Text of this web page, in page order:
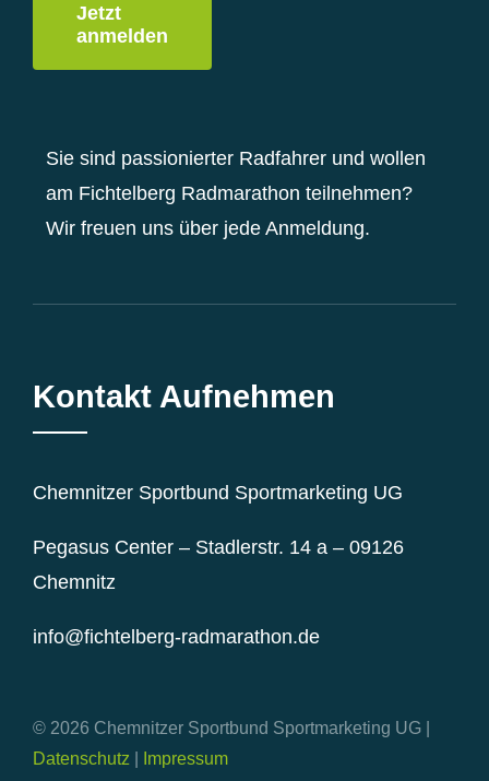
Jetzt
anmelden
Sie sind passionierter Radfahrer und wollen
am Fichtelberg Radmarathon teilnehmen?
Wir freuen uns über jede Anmeldung.
Kontakt Aufnehmen
Chemnitzer Sportbund Sportmarketing UG
Pegasus Center – Stadlerstr. 14 a – 09126
Chemnitz
info@fichtelberg-radmarathon.de
© 2026 Chemnitzer Sportbund Sportmarketing UG |
Datenschutz
Impressum